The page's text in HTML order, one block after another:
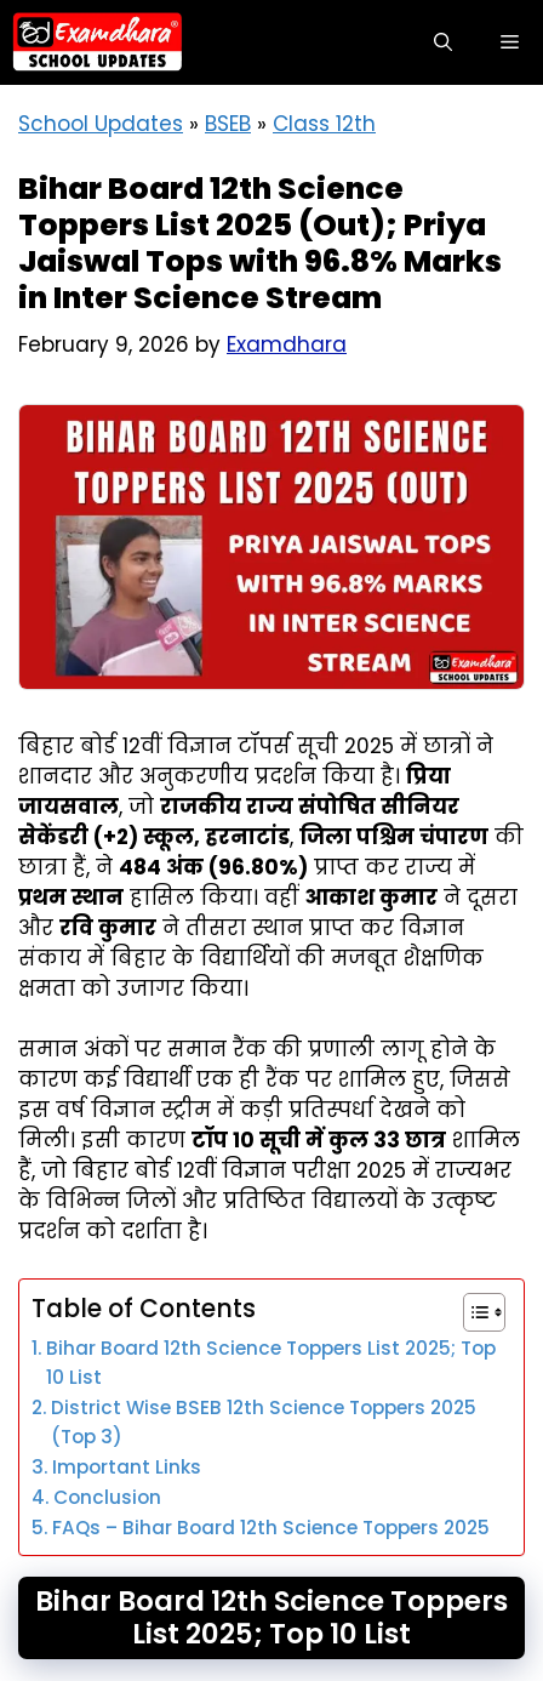
Skip
to
content
School Updates » BSEB » Class 12th
Bihar Board 12th Science
Toppers List 2025 (Out); Priya
Jaiswal Tops with 96.8% Marks
in Inter Science Stream
February 9, 2026 by Examdhara
बिहार बोर्ड 12वीं विज्ञान टॉपर्स सूची 2025 में छात्रों ने
शानदार और अनुकरणीय प्रदर्शन किया है। प्रिया
जायसवाल, जो राजकीय राज्य संपोषित सीनियर
सेकेंडरी (+2) स्कूल, हरनाटांड, जिला पश्चिम चंपारण की
छात्रा हैं, ने 484 अंक (96.80%) प्राप्त कर राज्य में
प्रथम स्थान हासिल किया। वहीं आकाश कुमार ने दूसरा
और रवि कुमार ने तीसरा स्थान प्राप्त कर विज्ञान
संकाय में बिहार के विद्यार्थियों की मजबूत शैक्षणिक
क्षमता को उजागर किया।
समान अंकों पर समान रैंक की प्रणाली लागू होने के
कारण कई विद्यार्थी एक ही रैंक पर शामिल हुए, जिससे
इस वर्ष विज्ञान स्ट्रीम में कड़ी प्रतिस्पर्धा देखने को
मिली। इसी कारण टॉप 10 सूची में कुल 33 छात्र शामिल
हैं, जो बिहार बोर्ड 12वीं विज्ञान परीक्षा 2025 में राज्यभर
के विभिन्न जिलों और प्रतिष्ठित विद्यालयों के उत्कृष्ट
प्रदर्शन को दर्शाता है।
Table of Contents
Bihar Board 12th Science Toppers List 2025; Top
10 List
District Wise BSEB 12th Science Toppers 2025
(Top 3)
Important Links
Conclusion
FAQs – Bihar Board 12th Science Toppers 2025
Bihar Board 12th Science Toppers
List 2025; Top 10 List